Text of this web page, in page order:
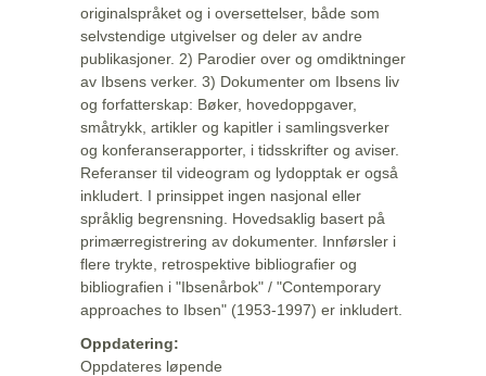
originalspråket og i oversettelser, både som
selvstendige utgivelser og deler av andre
publikasjoner. 2) Parodier over og omdiktninger
av Ibsens verker. 3) Dokumenter om Ibsens liv
og forfatterskap: Bøker, hovedoppgaver,
småtrykk, artikler og kapitler i samlingsverker
og konferanserapporter, i tidsskrifter og aviser.
Referanser til videogram og lydopptak er også
inkludert. I prinsippet ingen nasjonal eller
språklig begrensning. Hovedsaklig basert på
primærregistrering av dokumenter. Innførsler i
flere trykte, retrospektive bibliografier og
bibliografien i "Ibsenårbok" / "Contemporary
approaches to Ibsen" (1953-1997) er inkludert.
Oppdatering:
Oppdateres løpende